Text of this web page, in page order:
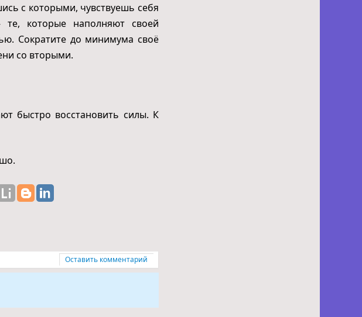
с которыми, чувствуешь себя
которые наполняют своей
Сократите до минимума своё
со вторыми.
быстро восстановить силы. К
Оставить комментарий